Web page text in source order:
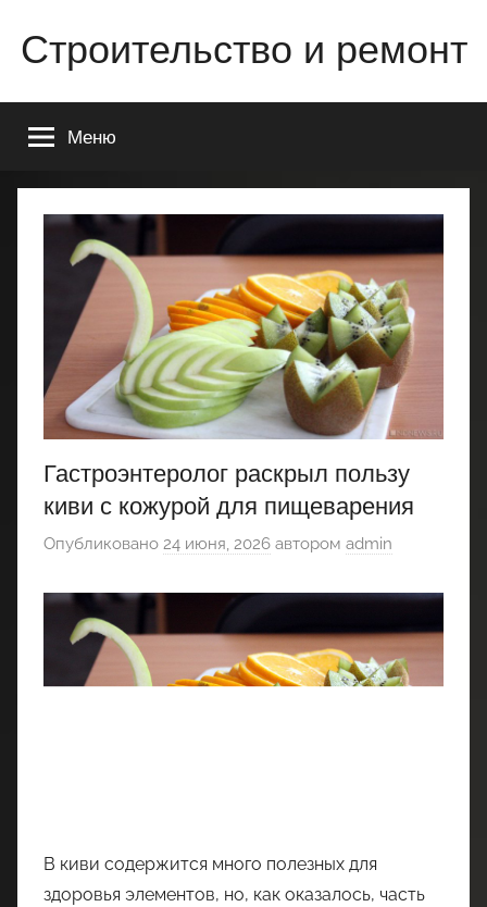
содержимому
Строительство и ремонт
строительстве
ремонте
Вашего
квартиры
Меню
Гастроэнтеролог раскрыл пользу
киви с кожурой для пищеварения
Опубликовано 24 июня, 2026 автором admin
В киви содержится много полезных для
здоровья элементов, но, как оказалось, часть